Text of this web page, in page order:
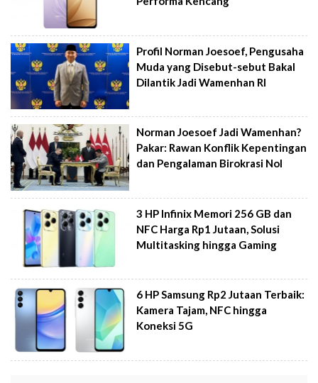
Profil Norman Joesoef, Pengusaha
Muda yang Disebut-sebut Bakal
Dilantik Jadi Wamenhan RI
Norman Joesoef Jadi Wamenhan?
Pakar: Rawan Konflik Kepentingan
dan Pengalaman Birokrasi Nol
3 HP Infinix Memori 256 GB dan
NFC Harga Rp1 Jutaan, Solusi
Multitasking hingga Gaming
6 HP Samsung Rp2 Jutaan Terbaik:
Kamera Tajam, NFC hingga
Koneksi 5G